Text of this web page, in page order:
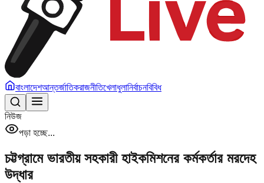
বাংলাদেশআন্তর্জাতিকরাজনীতিখেলাধুলানির্বাচনবিবিধ
নিউজ
পড়া হচ্ছে...
চট্টগ্রামে ভারতীয় সহকারী হাইকমিশনের কর্মকর্তার মরদেহ
উদ্ধার